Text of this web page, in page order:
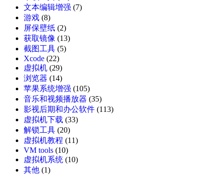
文本编辑增强 (7)
游戏 (8)
屏保壁纸 (2)
获取镜像 (13)
截图工具 (5)
Xcode (22)
虚拟机 (29)
浏览器 (14)
苹果系统增强 (105)
音乐和视频播放器 (35)
影视后期和办公软件 (113)
虚拟机下载 (33)
解锁工具 (20)
虚拟机教程 (11)
VM tools (10)
虚拟机系统 (10)
其他 (1)